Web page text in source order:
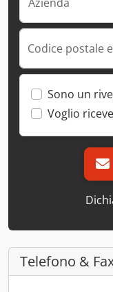
Codice postale
Sono un
Voglio
Telefono &